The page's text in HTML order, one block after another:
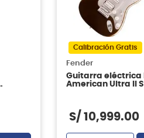
Calibración Gratis
Fender
Guitarra eléctrica
American Ultra II
S/ 10,999.00